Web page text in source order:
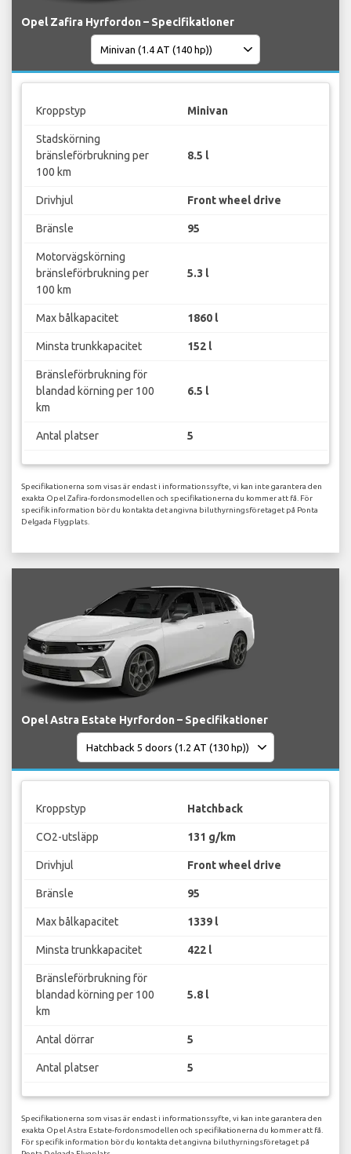
Opel Zafira Hyrfordon – Specifikationer
Kroppstyp Minivan
Stadskörning
bränsleförbrukning per
100 km
8.5 l
Drivhjul Front wheel drive
Bränsle 95
Motorvägskörning
bränsleförbrukning per
100 km
5.3 l
Max bålkapacitet 1860 l
Minsta trunkkapacitet 152 l
Bränsleförbrukning för
blandad körning per 100
km
6.5 l
Antal platser 5
Specifikationerna som visas är endast i informationssyfte, vi kan inte garantera den
exakta Opel Zafira-fordonsmodellen och specifikationerna du kommer att få. För
specifik information bör du kontakta det angivna biluthyrningsföretaget på Ponta
Delgada Flygplats.
Opel Astra Estate Hyrfordon – Specifikationer
Kroppstyp Hatchback
CO2-utsläpp 131 g/km
Drivhjul Front wheel drive
Bränsle 95
Max bålkapacitet 1339 l
Minsta trunkkapacitet 422 l
Bränsleförbrukning för
blandad körning per 100
km
5.8 l
Antal dörrar 5
Antal platser 5
Specifikationerna som visas är endast i informationssyfte, vi kan inte garantera den
exakta Opel Astra Estate-fordonsmodellen och specifikationerna du kommer att få.
För specifik information bör du kontakta det angivna biluthyrningsföretaget på